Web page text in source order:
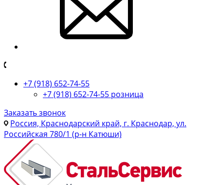
+7 (918) 652-74-55
+7 (918) 652-74-55 розница
Заказать звонок
Россия, Краснодарский край, г. Краснодар, ул.
Российская 780/1 (р-н Катюши)